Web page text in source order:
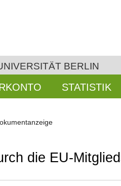
BERLIN
STATISTIK
die EU-